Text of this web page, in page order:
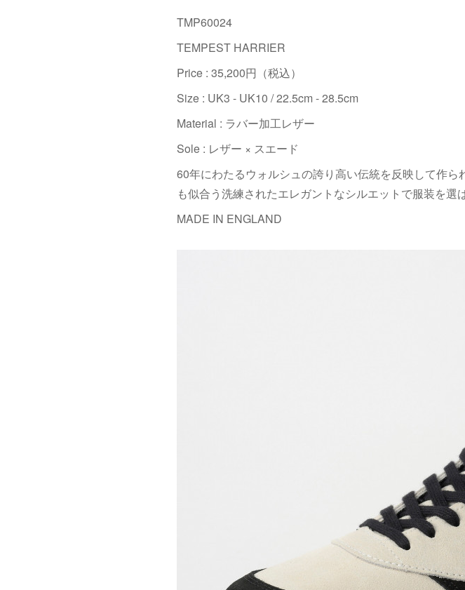
TMP60024
TEMPEST HARRIER
Price : 35,200円（税込）
Size : UK3 - UK10 / 22.5cm - 28.5cm
Material : ラバー加工レザー
Sole : レザー × スエード
60年にわたるウォルシュの誇り高い伝統を反映して作
も似合う洗練されたエレガントなシルエットで服装を選
MADE IN ENGLAND